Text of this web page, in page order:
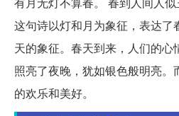
这句诗以灯和月为象征，表达了
天的象征。春天到来，人们的
照亮了夜晚，犹如银色般明亮
的欢乐和美好。